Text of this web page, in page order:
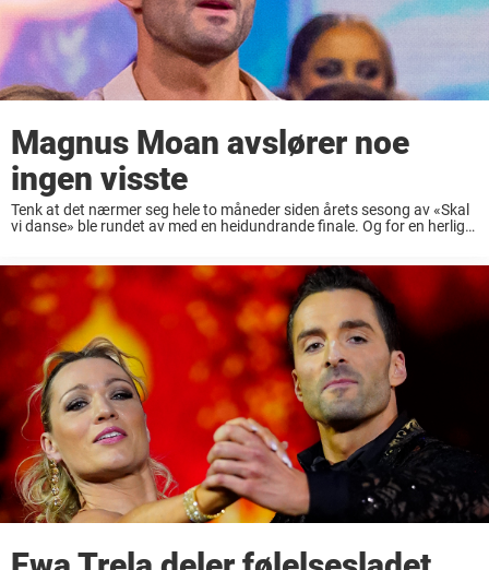
Magnus Moan avslører noe
ingen visste
Tenk at det nærmer seg hele to måneder siden årets sesong av «Skal
vi danse» ble rundet av med en heidundrande finale. Og for en herlig